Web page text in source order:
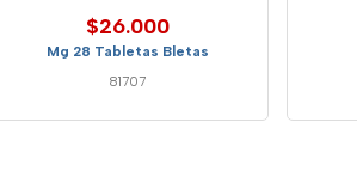
$26.000
Mg 28 Tabletas Bletas
81707